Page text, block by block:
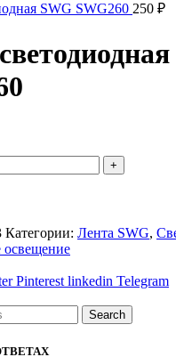
SWG SWG260 250 ₽
Категории: Лента SWG,
освещение
Pinterest linkedin Telegram
Search